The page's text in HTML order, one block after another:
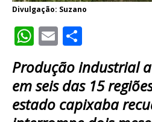
Divulgação: Suzano
W
h
at
s
A
E
m
ai
l
h
ar
e
Produção industrial
em seis das 15
estado capixaba